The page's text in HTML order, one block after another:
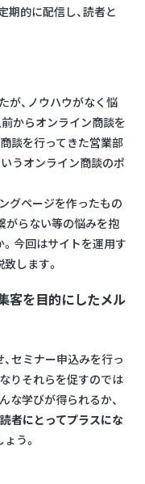
期的に配信し、読者と
が、ノウハウがなく悩
からオンライン商談を
談を行ってきた営業部
いうオンライン商談のポ
グページを作ったもの
がらない等の悩みを抱
今回はサイトを運用す
します。
客を目的にしたメル
セミナー申込みを行っ
りそれらを促すのでは
な学びが得られるか、
読者にとってプラスにな
う。